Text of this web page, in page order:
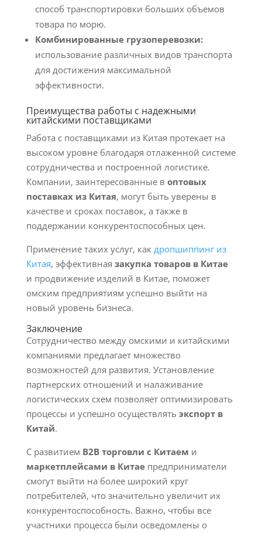
способ транспортировки больших объемов
товара по морю.
Комбинированные грузоперевозки:
использование различных видов транспорта
для достижения максимальной
эффективности.
Преимущества работы с надежными
китайскими поставщиками
Работа с поставщиками из Китая протекает на
высоком уровне благодаря отлаженной системе
сотрудничества и построенной логистике.
Компании, заинтересованные в оптовых
поставках из Китая, могут быть уверены в
качестве и сроках поставок, а также в
поддержании конкурентоспособных цен.
Применение таких услуг, как дропшиппинг из
Китая, эффективная закупка товаров в Китае
и продвижение изделий в Китае, поможет
омским предприятиям успешно выйти на
новый уровень бизнеса.
Заключение
Сотрудничество между омскими и китайскими
компаниями предлагает множество
возможностей для развития. Установление
партнерских отношений и налаживание
логистических схем позволяет оптимизировать
процессы и успешно осуществлять экспорт в
Китай.
С развитием B2B торговли с Китаем и
маркетплейсами в Китаепредприниматели
смогут выйти на более широкий круг
потребителей, что значительно увеличит их
конкурентоспособность. Важно, чтобы все
участники процесса были осведомлены о